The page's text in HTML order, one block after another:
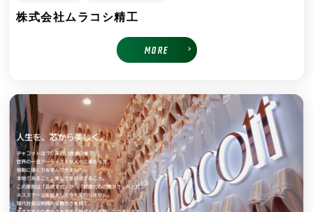
株式会社ムラコシ精工
MORE